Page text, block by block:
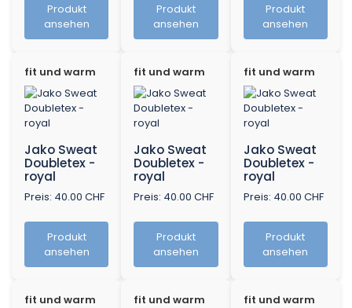
Produkt
ansehen
Produkt
ansehen
Produkt
ansehen
fit und warm
Jako Sweat
Doubletex -
royal
Preis: 40.00 CHF
Produkt
ansehen
fit und warm
Jako Sweat
Doubletex -
royal
Preis: 40.00 CHF
Produkt
ansehen
fit und warm
Jako Sweat
Doubletex -
royal
Preis: 40.00 CHF
Produkt
ansehen
fit und warm fit und warm fit und warm